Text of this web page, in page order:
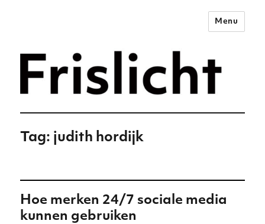
Merkstrategie voor het
digitale tijdperk –
Frislicht
Menu
Tag: judith hordijk
Hoe merken 24/7 sociale media
kunnen gebruiken